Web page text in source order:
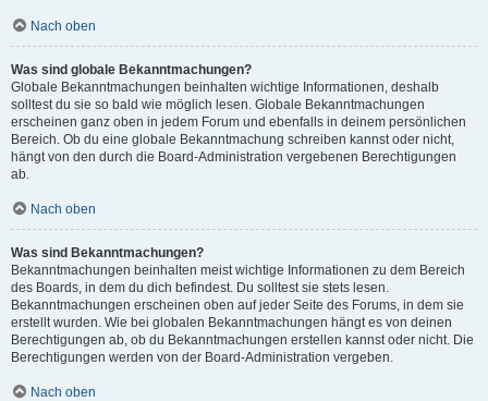
Nach oben
Was sind globale Bekanntmachungen?
Globale Bekanntmachungen beinhalten wichtige Informationen, deshalb
solltest du sie so bald wie möglich lesen. Globale Bekanntmachungen
erscheinen ganz oben in jedem Forum und ebenfalls in deinem persönlichen
Bereich. Ob du eine globale Bekanntmachung schreiben kannst oder nicht,
hängt von den durch die Board-Administration vergebenen Berechtigungen
ab.
Nach oben
Was sind Bekanntmachungen?
Bekanntmachungen beinhalten meist wichtige Informationen zu dem Bereich
des Boards, in dem du dich befindest. Du solltest sie stets lesen.
Bekanntmachungen erscheinen oben auf jeder Seite des Forums, in dem sie
erstellt wurden. Wie bei globalen Bekanntmachungen hängt es von deinen
Berechtigungen ab, ob du Bekanntmachungen erstellen kannst oder nicht. Die
Berechtigungen werden von der Board-Administration vergeben.
Nach oben